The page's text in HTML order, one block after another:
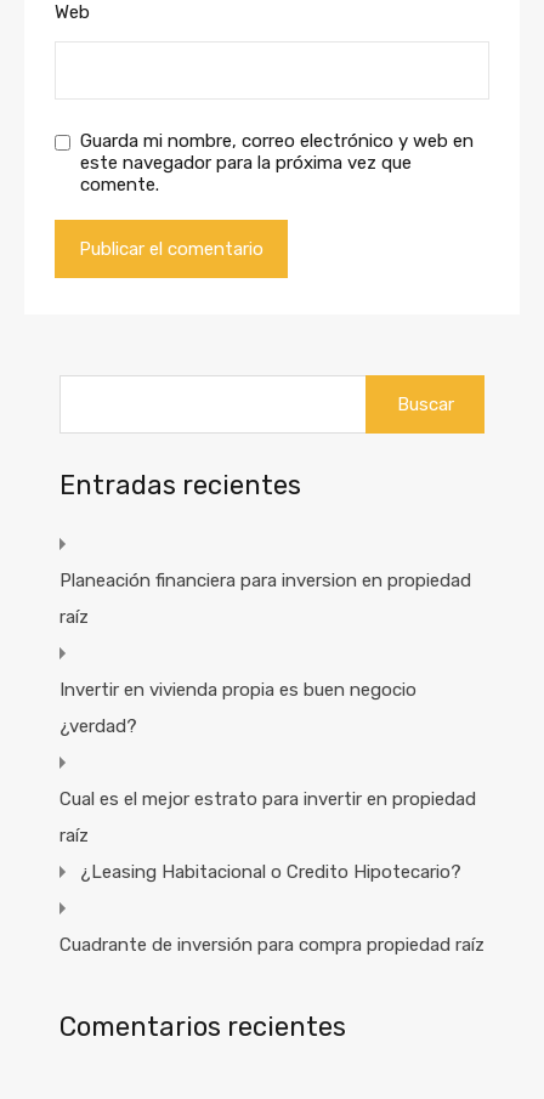
Web
Guarda mi nombre, correo electrónico y web en
este navegador para la próxima vez que
comente.
Entradas recientes
Planeación financiera para inversion en propiedad
raíz
Invertir en vivienda propia es buen negocio
¿verdad?
Cual es el mejor estrato para invertir en propiedad
raíz
¿Leasing Habitacional o Credito Hipotecario?
Cuadrante de inversión para compra propiedad raíz
Comentarios recientes